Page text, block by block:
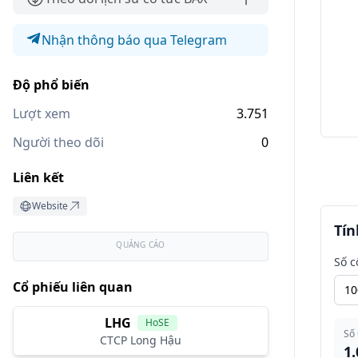
Nhận thông báo qua Telegram
Độ phổ biến
Lượt xem
3.751
Người theo dõi
0
Liên kết
Website
QUẢNG CÁO
Cổ phiếu liên quan
LHG HoSE
CTCP Long Hậu
Số
Số